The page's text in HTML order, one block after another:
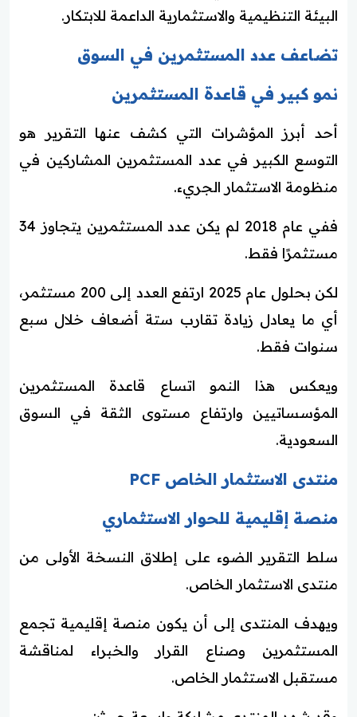
البيئة التنظيمية والاستثمارية الداعمة للابتكار.
تضاعف عدد المستثمرين في السوق
نمو كبير في قاعدة المستثمرين
أحد أبرز المؤشرات التي كشف عنها التقرير هو
التوسع الكبير في عدد المستثمرين المشاركين في
منظومة الاستثمار الجريء.
ففي عام 2018 لم يكن عدد المستثمرين يتجاوز 34
مستثمرًا فقط.
لكن بحلول عام 2025 ارتفع العدد إلى 200 مستثمر،
أي ما يعادل زيادة تقارب ستة أضعاف خلال سبع
سنوات فقط.
ويعكس هذا النمو اتساع قاعدة المستثمرين
المؤسساتيين وارتفاع مستوى الثقة في السوق
السعودية.
منتدى الاستثمار الخاص PCF
منصة إقليمية للحوار الاستثماري
سلط التقرير الضوء على إطلاق النسخة الأولى من
منتدى الاستثمار الخاص.
ويهدف المنتدى إلى أن يكون منصة إقليمية تجمع
المستثمرين وصناع القرار والخبراء لمناقشة
مستقبل الاستثمار الخاص.